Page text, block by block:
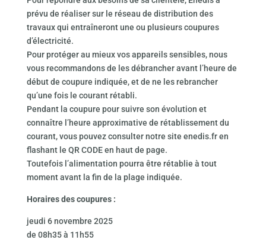
prévu de réaliser sur le réseau de distribution des
travaux qui entraîneront une ou plusieurs coupures
d’électricité.
Pour protéger au mieux vos appareils sensibles, nous
vous recommandons de les débrancher avant l’heure de
début de coupure indiquée, et de ne les rebrancher
qu’une fois le courant rétabli.
Pendant la coupure pour suivre son évolution et
connaître l’heure approximative de rétablissement du
courant, vous pouvez consulter notre site enedis.fr en
flashant le QR CODE en haut de page.
Toutefois l’alimentation pourra être rétablie à tout
moment avant la fin de la plage indiquée.
Horaires des coupures :
jeudi 6 novembre 2025
de 08h35 à 11h55